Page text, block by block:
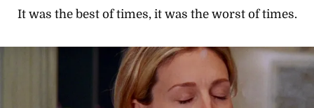
It was the best of times, it was the worst of times.